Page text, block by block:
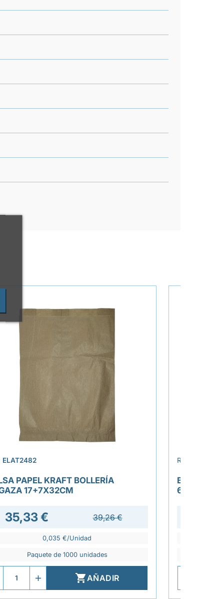
ELAT2482
PAPEL KRAFT BOLLERÍA
17+7X32CM
35,33 € 39,26 €
0,035 €/Unidad
Paquete de 1000 unidades
AÑADIR
REF.
BOLSA
6X20CM